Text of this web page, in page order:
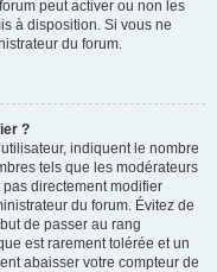
peut activer ou non les
à disposition. Si vous ne
du forum.
?
indiquent le nombre
tels que les modérateurs
directement modifier
du forum. Évitez de
de passer au rang
est rarement tolérée et un
abaisser votre compteur de